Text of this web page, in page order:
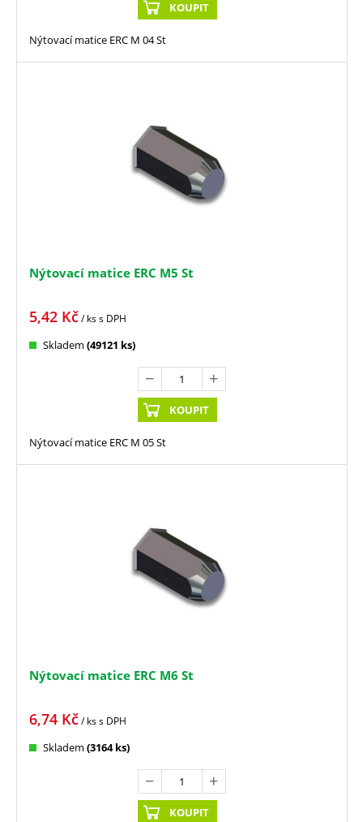
KOUPIT
Nýtovací matice ERC M 04 St
Nýtovací matice ERC M5 St
5,42 Kč/ kss DPH
Skladem (49121 ks)
KOUPIT
Nýtovací matice ERC M 05 St
Nýtovací matice ERC M6 St
6,74 Kč/ kss DPH
Skladem (3164 ks)
KOUPIT